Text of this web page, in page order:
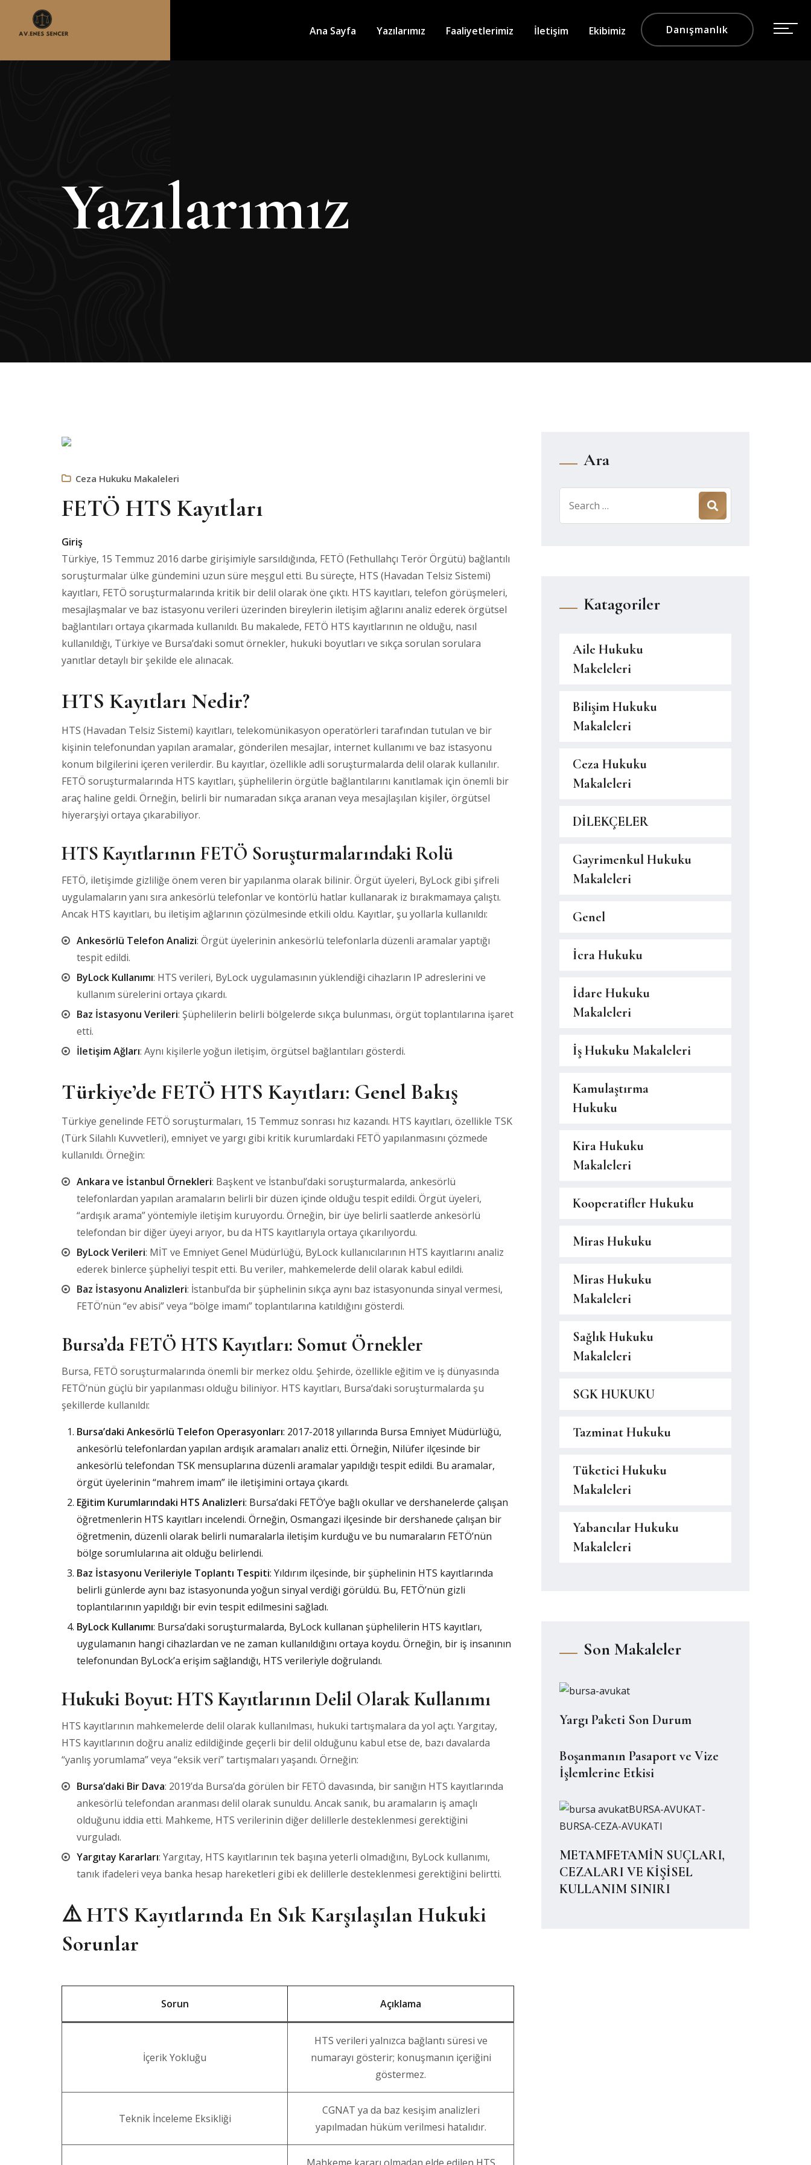
Ana Sayfa Yazılarımız Faaliyetlerimiz İletişim Ekibimiz Danışmanlık
Yazılarımız
Ceza Hukuku Makaleleri
FETÖ HTS Kayıtları
Giriş
Türkiye, 15 Temmuz 2016 darbe girişimiyle sarsıldığında, FETÖ (Fethullahçı Terör Örgütü) bağlantılı
soruşturmalar ülke gündemini uzun süre meşgul etti. Bu süreçte, HTS (Havadan Telsiz Sistemi)
kayıtları, FETÖ soruşturmalarında kritik bir delil olarak öne çıktı. HTS kayıtları, telefon görüşmeleri,
mesajlaşmalar ve baz istasyonu verileri üzerinden bireylerin iletişim ağlarını analiz ederek örgütsel
bağlantıları ortaya çıkarmada kullanıldı. Bu makalede, FETÖ HTS kayıtlarının ne olduğu, nasıl
kullanıldığı, Türkiye ve Bursa’daki somut örnekler, hukuki boyutları ve sıkça sorulan sorulara
yanıtlar detaylı bir şekilde ele alınacak.
HTS Kayıtları Nedir?
HTS (Havadan Telsiz Sistemi) kayıtları, telekomünikasyon operatörleri tarafından tutulan ve bir
kişinin telefonundan yapılan aramalar, gönderilen mesajlar, internet kullanımı ve baz istasyonu
konum bilgilerini içeren verilerdir. Bu kayıtlar, özellikle adli soruşturmalarda delil olarak kullanılır.
FETÖ soruşturmalarında HTS kayıtları, şüphelilerin örgütle bağlantılarını kanıtlamak için önemli bir
araç haline geldi. Örneğin, belirli bir numaradan sıkça aranan veya mesajlaşılan kişiler, örgütsel
hiyerarşiyi ortaya çıkarabiliyor.
HTS Kayıtlarının FETÖ Soruşturmalarındaki Rolü
FETÖ, iletişimde gizliliğe önem veren bir yapılanma olarak bilinir. Örgüt üyeleri, ByLock gibi şifreli
uygulamaların yanı sıra ankesörlü telefonlar ve kontörlü hatlar kullanarak iz bırakmamaya çalıştı.
Ancak HTS kayıtları, bu iletişim ağlarının çözülmesinde etkili oldu. Kayıtlar, şu yollarla kullanıldı:
Ankesörlü Telefon Analizi: Örgüt üyelerinin ankesörlü telefonlarla düzenli aramalar yaptığı
tespit edildi.
ByLock Kullanımı: HTS verileri, ByLock uygulamasının yüklendiği cihazların IP adreslerini ve
kullanım sürelerini ortaya çıkardı.
Baz İstasyonu Verileri: Şüphelilerin belirli bölgelerde sıkça bulunması, örgüt toplantılarına işaret
etti.
İletişim Ağları: Aynı kişilerle yoğun iletişim, örgütsel bağlantıları gösterdi.
Türkiye’de FETÖ HTS Kayıtları: Genel Bakış
Türkiye genelinde FETÖ soruşturmaları, 15 Temmuz sonrası hız kazandı. HTS kayıtları, özellikle TSK
(Türk Silahlı Kuvvetleri), emniyet ve yargı gibi kritik kurumlardaki FETÖ yapılanmasını çözmede
kullanıldı. Örneğin:
Ankara ve İstanbul Örnekleri: Başkent ve İstanbul’daki soruşturmalarda, ankesörlü
telefonlardan yapılan aramaların belirli bir düzen içinde olduğu tespit edildi. Örgüt üyeleri,
“ardışık arama” yöntemiyle iletişim kuruyordu. Örneğin, bir üye belirli saatlerde ankesörlü
telefondan bir diğer üyeyi arıyor, bu da HTS kayıtlarıyla ortaya çıkarılıyordu.
ByLock Verileri: MİT ve Emniyet Genel Müdürlüğü, ByLock kullanıcılarının HTS kayıtlarını analiz
ederek binlerce şüpheliyi tespit etti. Bu veriler, mahkemelerde delil olarak kabul edildi.
Baz İstasyonu Analizleri: İstanbul’da bir şüphelinin sıkça aynı baz istasyonunda sinyal vermesi,
FETÖ’nün “ev abisi” veya “bölge imamı” toplantılarına katıldığını gösterdi.
Bursa’da FETÖ HTS Kayıtları: Somut Örnekler
Bursa, FETÖ soruşturmalarında önemli bir merkez oldu. Şehirde, özellikle eğitim ve iş dünyasında
FETÖ’nün güçlü bir yapılanması olduğu biliniyor. HTS kayıtları, Bursa’daki soruşturmalarda şu
şekillerde kullanıldı:
Bursa’daki Ankesörlü Telefon Operasyonları: 2017-2018 yıllarında Bursa Emniyet Müdürlüğü,
ankesörlü telefonlardan yapılan ardışık aramaları analiz etti. Örneğin, Nilüfer ilçesinde bir
ankesörlü telefondan TSK mensuplarına düzenli aramalar yapıldığı tespit edildi. Bu aramalar,
örgüt üyelerinin “mahrem imam” ile iletişimini ortaya çıkardı.
Eğitim Kurumlarındaki HTS Analizleri: Bursa’daki FETÖ’ye bağlı okullar ve dershanelerde çalışan
öğretmenlerin HTS kayıtları incelendi. Örneğin, Osmangazi ilçesinde bir dershanede çalışan bir
öğretmenin, düzenli olarak belirli numaralarla iletişim kurduğu ve bu numaraların FETÖ’nün
bölge sorumlularına ait olduğu belirlendi.
Baz İstasyonu Verileriyle Toplantı Tespiti: Yıldırım ilçesinde, bir şüphelinin HTS kayıtlarında
belirli günlerde aynı baz istasyonunda yoğun sinyal verdiği görüldü. Bu, FETÖ’nün gizli
toplantılarının yapıldığı bir evin tespit edilmesini sağladı.
ByLock Kullanımı: Bursa’daki soruşturmalarda, ByLock kullanan şüphelilerin HTS kayıtları,
uygulamanın hangi cihazlardan ve ne zaman kullanıldığını ortaya koydu. Örneğin, bir iş insanının
telefonundan ByLock’a erişim sağlandığı, HTS verileriyle doğrulandı.
Hukuki Boyut: HTS Kayıtlarının Delil Olarak Kullanımı
HTS kayıtlarının mahkemelerde delil olarak kullanılması, hukuki tartışmalara da yol açtı. Yargıtay,
HTS kayıtlarının doğru analiz edildiğinde geçerli bir delil olduğunu kabul etse de, bazı davalarda
“yanlış yorumlama” veya “eksik veri” tartışmaları yaşandı. Örneğin:
Bursa’daki Bir Dava: 2019’da Bursa’da görülen bir FETÖ davasında, bir sanığın HTS kayıtlarında
ankesörlü telefondan aranması delil olarak sunuldu. Ancak sanık, bu aramaların iş amaçlı
olduğunu iddia etti. Mahkeme, HTS verilerinin diğer delillerle desteklenmesi gerektiğini
vurguladı.
Yargıtay Kararları: Yargıtay, HTS kayıtlarının tek başına yeterli olmadığını, ByLock kullanımı,
tanık ifadeleri veya banka hesap hareketleri gibi ek delillerle desteklenmesi gerektiğini belirtti.
⚠️ HTS Kayıtlarında En Sık Karşılaşılan Hukuki
Sorunlar
Sorun Açıklama
İçerik Yokluğu
HTS verileri yalnızca bağlantı süresi ve
numarayı gösterir; konuşmanın içeriğini
göstermez.
Teknik İnceleme Eksikliği
CGNAT ya da baz kesişim analizleri
yapılmadan hüküm verilmesi hatalıdır.
Ara
for:
Katagoriler
Aile Hukuku
Makeleleri
Bilişim Hukuku
Makaleleri
Ceza Hukuku
Makaleleri
DİLEKÇELER
Gayrimenkul Hukuku
Makaleleri
Genel
İcra Hukuku
İdare Hukuku
Makaleleri
İş Hukuku Makaleleri
Kamulaştırma
Hukuku
Kira Hukuku
Makaleleri
Kooperatifler Hukuku
Miras Hukuku
Miras Hukuku
Makaleleri
Sağlık Hukuku
Makaleleri
SGK HUKUKU
Tazminat Hukuku
Tüketici Hukuku
Makaleleri
Yabancılar Hukuku
Makaleleri
Son Makaleler
Yargı Paketi Son Durum
Boşanmanın Pasaport ve Vize
İşlemlerine Etkisi
METAMFETAMİN SUÇLARI,
CEZALARI VE KİŞİSEL
KULLANIM SINIRI